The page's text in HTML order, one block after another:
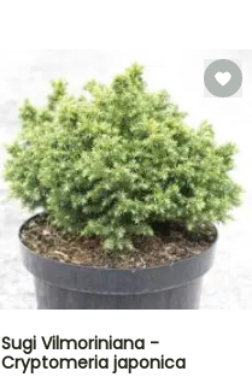
Sugi Vilmoriniana -
Cryptomeria japonica